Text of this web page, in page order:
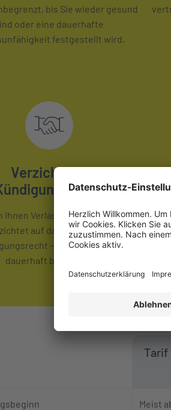
bis Sie wieder gesund
oder eine dauerhafte
festgestellt wird.
Verzicht auf
Ihnen Verlässlichkeit. Die INTER
auf das ordentliche
– Ihr Schutz bleibt
dauerhaft bestehen.
Meist